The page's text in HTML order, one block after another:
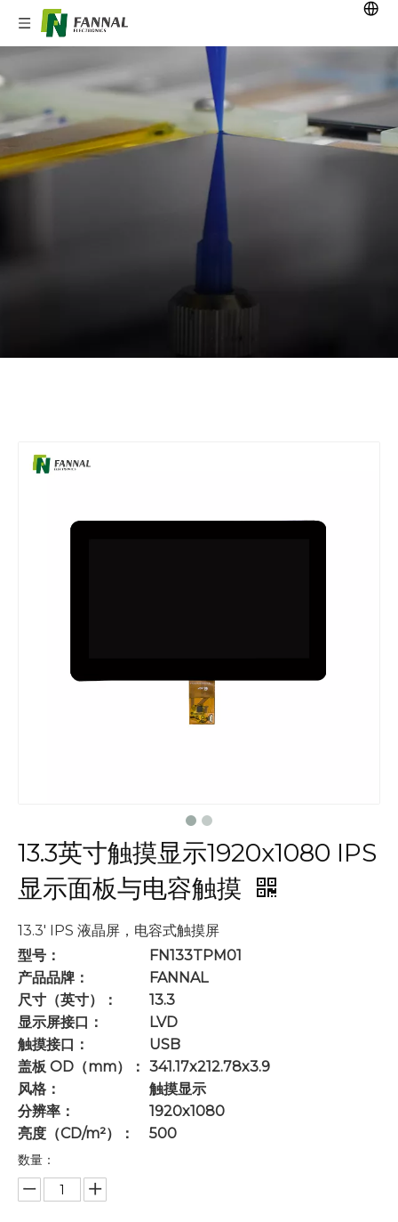
13.3英寸触摸显示1920x1080 IPS
显示面板与电容触摸
13.3' IPS 液晶屏，电容式触摸屏
型号：
FN133TPM01
产品品牌：
FANNAL
尺寸（英寸）：
13.3
显示屏接口：
LVD
触摸接口：
USB
盖板 OD（mm）： 341.17x212.78x3.9
风格：
触摸显示
分辨率：
1920x1080
亮度（CD/m²）：
500
数量：